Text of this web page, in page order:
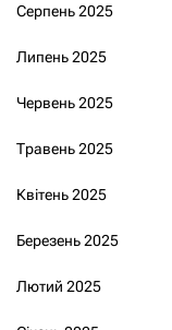
Серпень 2025
Липень 2025
Червень 2025
Травень 2025
Квітень 2025
Березень 2025
Лютий 2025